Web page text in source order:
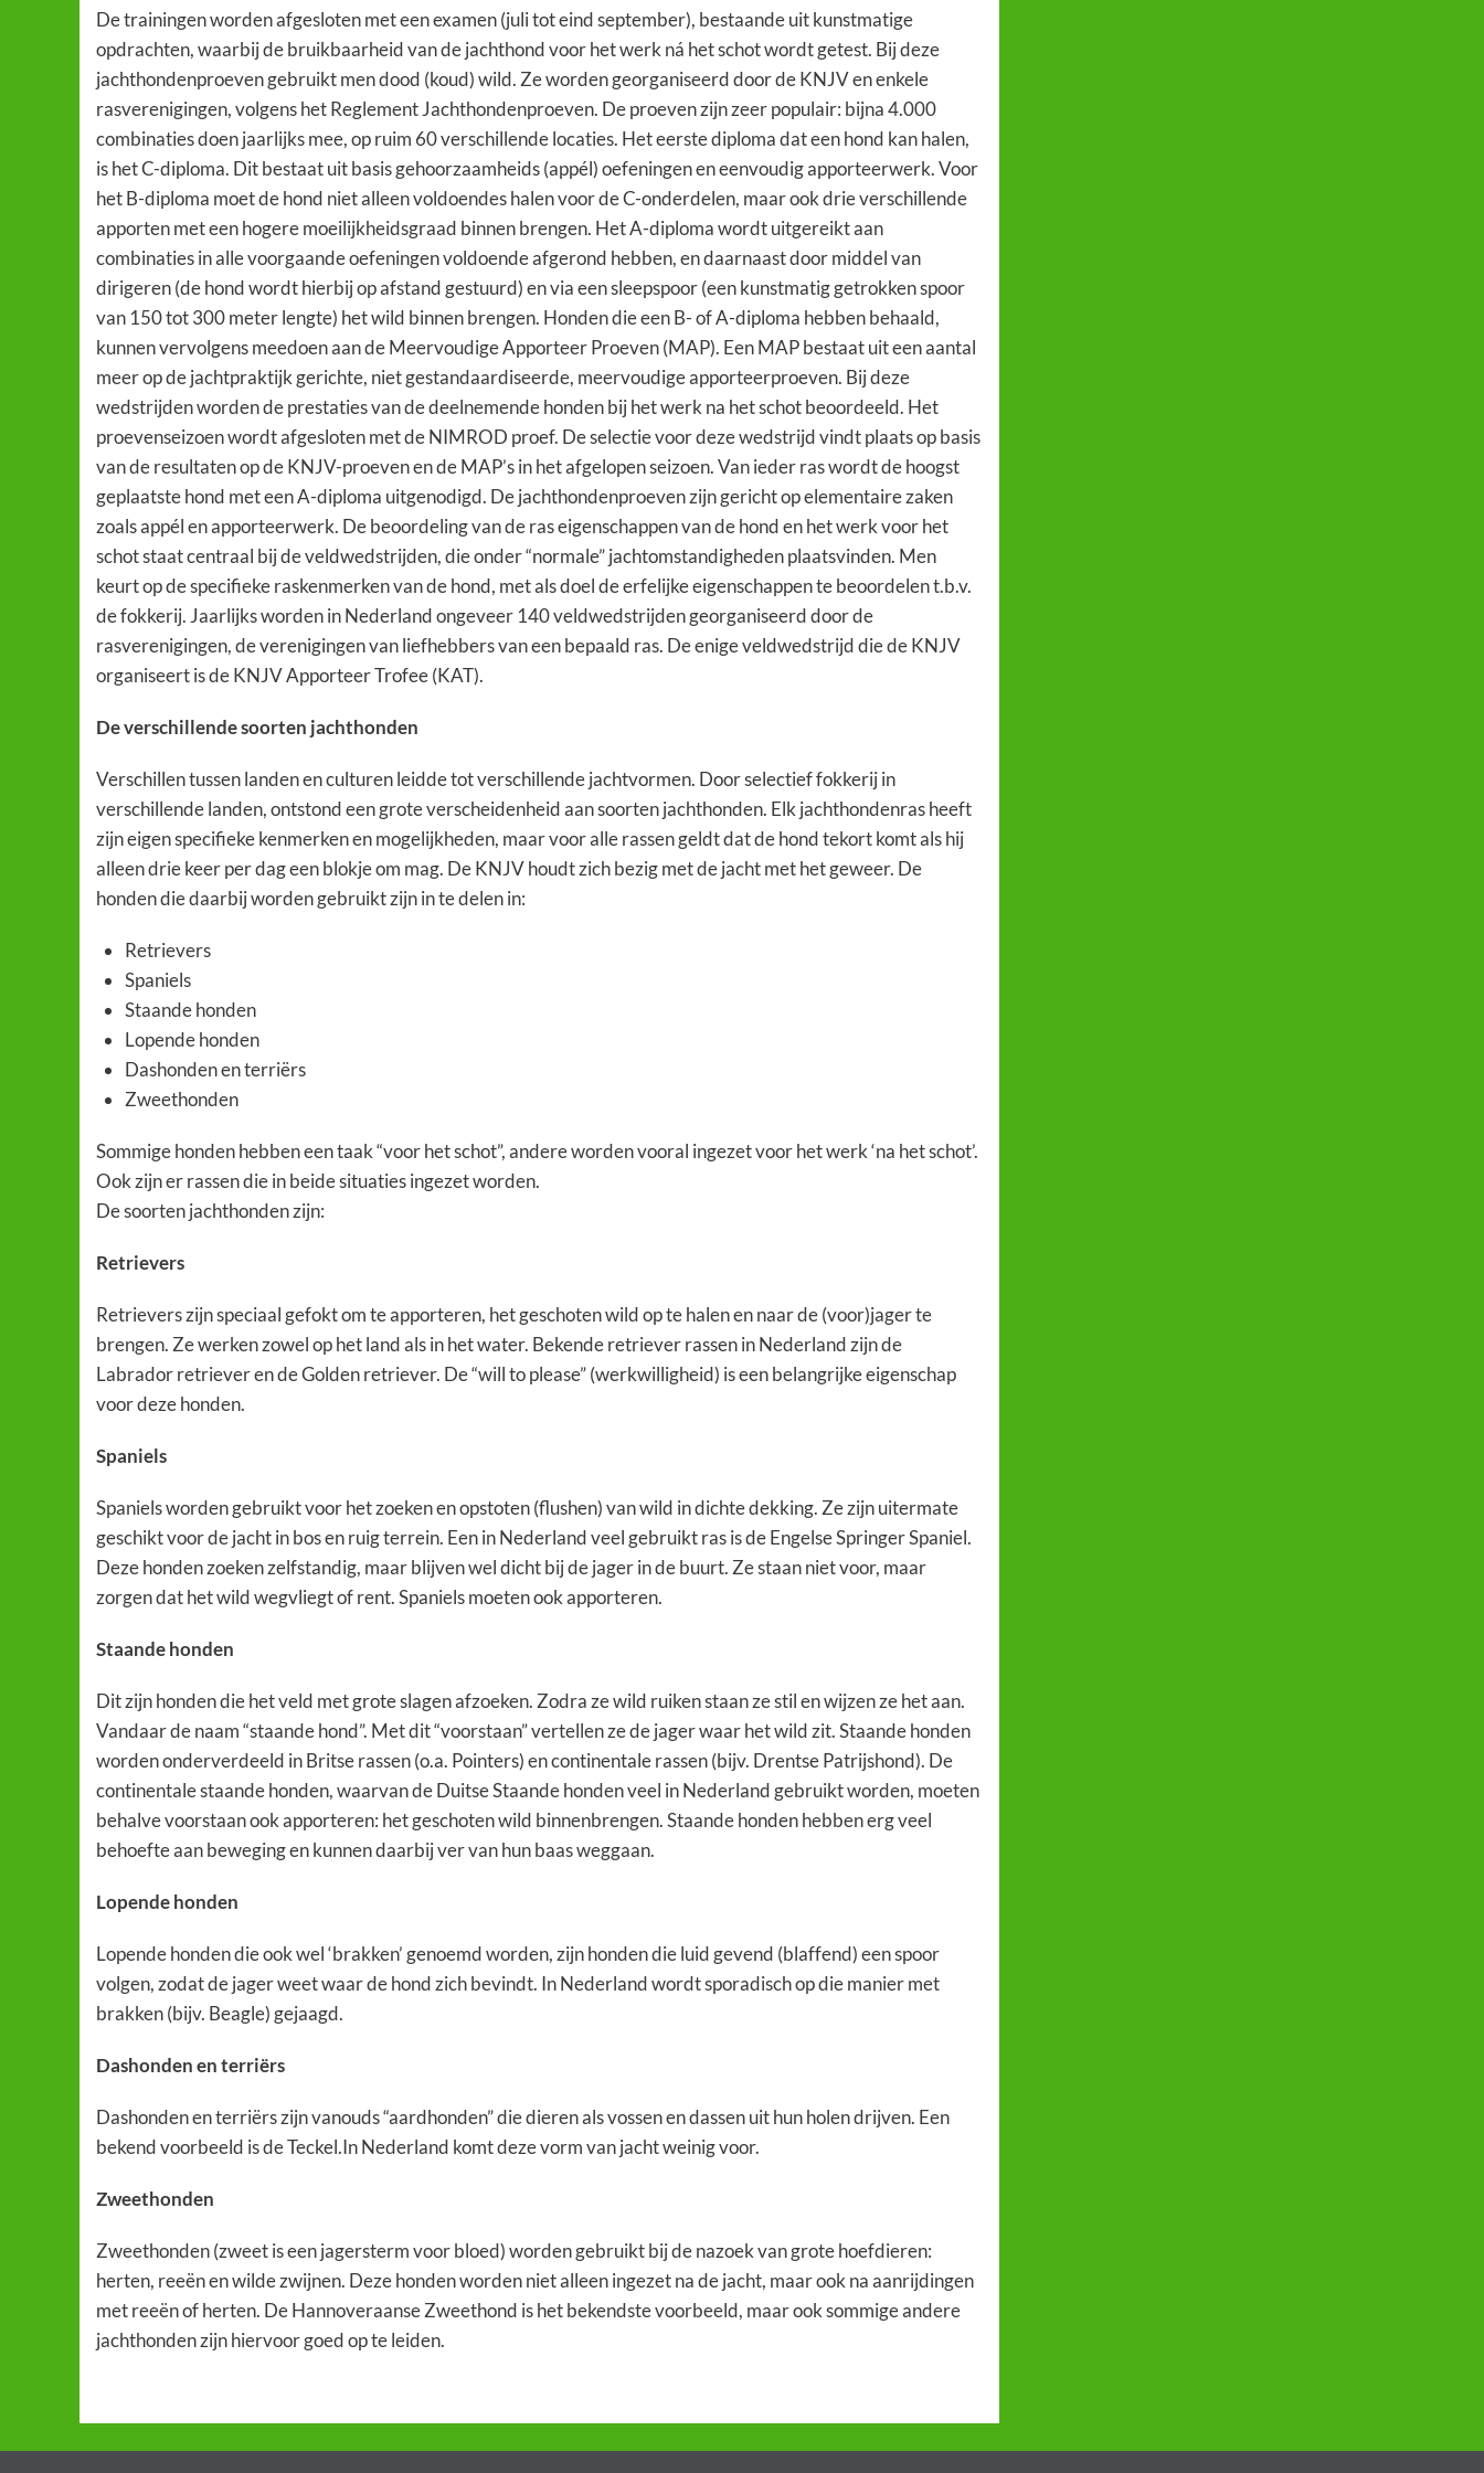
De trainingen worden afgesloten met een examen (juli tot eind september), bestaande uit kunstmatige
opdrachten, waarbij de bruikbaarheid van de jachthond voor het werk ná het schot wordt getest. Bij deze
jachthondenproeven gebruikt men dood (koud) wild. Ze worden georganiseerd door de KNJV en enkele
rasverenigingen, volgens het Reglement Jachthondenproeven. De proeven zijn zeer populair: bijna 4.000
combinaties doen jaarlijks mee, op ruim 60 verschillende locaties. Het eerste diploma dat een hond kan halen,
is het C-diploma. Dit bestaat uit basis gehoorzaamheids (appél) oefeningen en eenvoudig apporteerwerk. Voor
het B-diploma moet de hond niet alleen voldoendes halen voor de C-onderdelen, maar ook drie verschillende
apporten met een hogere moeilijkheidsgraad binnen brengen. Het A-diploma wordt uitgereikt aan
combinaties in alle voorgaande oefeningen voldoende afgerond hebben, en daarnaast door middel van
dirigeren (de hond wordt hierbij op afstand gestuurd) en via een sleepspoor (een kunstmatig getrokken spoor
van 150 tot 300 meter lengte) het wild binnen brengen. Honden die een B- of A-diploma hebben behaald,
kunnen vervolgens meedoen aan de Meervoudige Apporteer Proeven (MAP). Een MAP bestaat uit een aantal
meer op de jachtpraktijk gerichte, niet gestandaardiseerde, meervoudige apporteerproeven. Bij deze
wedstrijden worden de prestaties van de deelnemende honden bij het werk na het schot beoordeeld. Het
proevenseizoen wordt afgesloten met de NIMROD proef. De selectie voor deze wedstrijd vindt plaats op basis
van de resultaten op de KNJV-proeven en de MAP’s in het afgelopen seizoen. Van ieder ras wordt de hoogst
geplaatste hond met een A-diploma uitgenodigd. De jachthondenproeven zijn gericht op elementaire zaken
zoals appél en apporteerwerk. De beoordeling van de ras eigenschappen van de hond en het werk voor het
schot staat centraal bij de veldwedstrijden, die onder “normale” jachtomstandigheden plaatsvinden. Men
keurt op de specifieke raskenmerken van de hond, met als doel de erfelijke eigenschappen te beoordelen t.b.v.
de fokkerij. Jaarlijks worden in Nederland ongeveer 140 veldwedstrijden georganiseerd door de
rasverenigingen, de verenigingen van liefhebbers van een bepaald ras. De enige veldwedstrijd die de KNJV
organiseert is de KNJV Apporteer Trofee (KAT).
De verschillende soorten jachthonden
Verschillen tussen landen en culturen leidde tot verschillende jachtvormen. Door selectief fokkerij in
verschillende landen, ontstond een grote verscheidenheid aan soorten jachthonden. Elk jachthondenras heeft
zijn eigen specifieke kenmerken en mogelijkheden, maar voor alle rassen geldt dat de hond tekort komt als hij
alleen drie keer per dag een blokje om mag. De KNJV houdt zich bezig met de jacht met het geweer. De
honden die daarbij worden gebruikt zijn in te delen in:
Retrievers
Spaniels
Staande honden
Lopende honden
Dashonden en terriërs
Zweethonden
Sommige honden hebben een taak “voor het schot”, andere worden vooral ingezet voor het werk ‘na het schot’.
Ook zijn er rassen die in beide situaties ingezet worden.
De soorten jachthonden zijn:
Retrievers
Retrievers zijn speciaal gefokt om te apporteren, het geschoten wild op te halen en naar de (voor)jager te
brengen. Ze werken zowel op het land als in het water. Bekende retriever rassen in Nederland zijn de
Labrador retriever en de Golden retriever. De “will to please” (werkwilligheid) is een belangrijke eigenschap
voor deze honden.
Spaniels
Spaniels worden gebruikt voor het zoeken en opstoten (flushen) van wild in dichte dekking. Ze zijn uitermate
geschikt voor de jacht in bos en ruig terrein. Een in Nederland veel gebruikt ras is de Engelse Springer Spaniel.
Deze honden zoeken zelfstandig, maar blijven wel dicht bij de jager in de buurt. Ze staan niet voor, maar
zorgen dat het wild wegvliegt of rent. Spaniels moeten ook apporteren.
Staande honden
Dit zijn honden die het veld met grote slagen afzoeken. Zodra ze wild ruiken staan ze stil en wijzen ze het aan.
Vandaar de naam “staande hond”. Met dit “voorstaan” vertellen ze de jager waar het wild zit. Staande honden
worden onderverdeeld in Britse rassen (o.a. Pointers) en continentale rassen (bijv. Drentse Patrijshond). De
continentale staande honden, waarvan de Duitse Staande honden veel in Nederland gebruikt worden, moeten
behalve voorstaan ook apporteren: het geschoten wild binnenbrengen. Staande honden hebben erg veel
behoefte aan beweging en kunnen daarbij ver van hun baas weggaan.
Lopende honden
Lopende honden die ook wel ‘brakken’ genoemd worden, zijn honden die luid gevend (blaffend) een spoor
volgen, zodat de jager weet waar de hond zich bevindt. In Nederland wordt sporadisch op die manier met
brakken (bijv. Beagle) gejaagd.
Dashonden en terriërs
Dashonden en terriërs zijn vanouds “aardhonden” die dieren als vossen en dassen uit hun holen drijven. Een
bekend voorbeeld is de Teckel.In Nederland komt deze vorm van jacht weinig voor.
Zweethonden
Zweethonden (zweet is een jagersterm voor bloed) worden gebruikt bij de nazoek van grote hoefdieren:
herten, reeën en wilde zwijnen. Deze honden worden niet alleen ingezet na de jacht, maar ook na aanrijdingen
met reeën of herten. De Hannoveraanse Zweethond is het bekendste voorbeeld, maar ook sommige andere
jachthonden zijn hiervoor goed op te leiden.